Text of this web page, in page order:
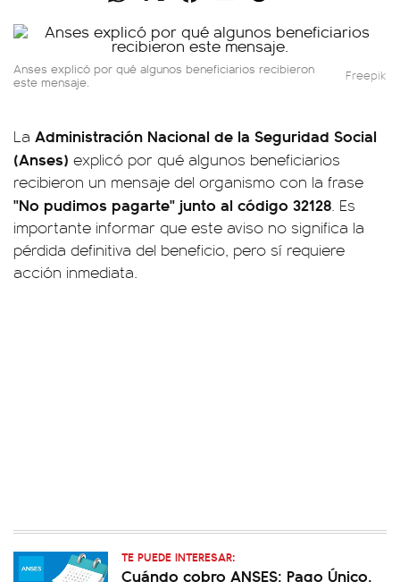
Anses explicó por qué algunos beneficiarios recibieron
este mensaje. Freepik
La Administración Nacional de la Seguridad Social
(Anses) explicó por qué algunos beneficiarios
recibieron un mensaje del organismo con la frase
"No pudimos pagarte" junto al código 32128. Es
importante informar que este aviso no significa la
pérdida definitiva del beneficio, pero sí requiere
acción inmediata.
TE PUEDE INTERESAR:
Cuándo cobro ANSES: Pago Único,